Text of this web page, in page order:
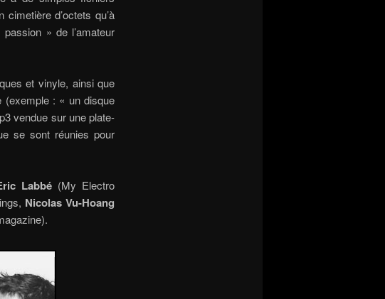
d’octets qu’à
» de l’amateur
et vinyle, ainsi que
(exemple : « un disque
vendue sur une plate-
se sont réunies pour
Labbé (My Electro
Nicolas Vu-Hoang